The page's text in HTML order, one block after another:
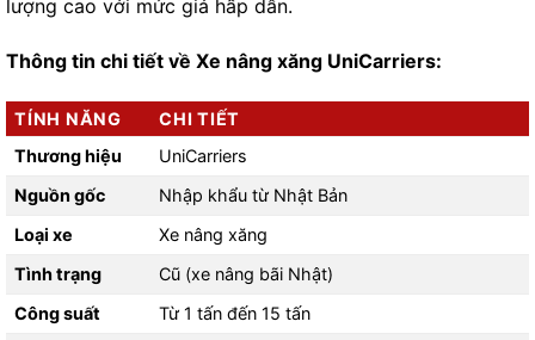
lượng cao với mức giá hấp dẫn.
Thông tin chi tiết về Xe nâng xăng UniCarriers:
TÍNH NĂNG
CHI TIẾT
Thương hiệu
UniCarriers
Nguồn gốc
Nhập khẩu từ Nhật Bản
Loại xe
Xe nâng xăng
Tình trạng
Cũ (xe nâng bãi Nhật)
Công suất
Từ 1 tấn đến 15 tấn